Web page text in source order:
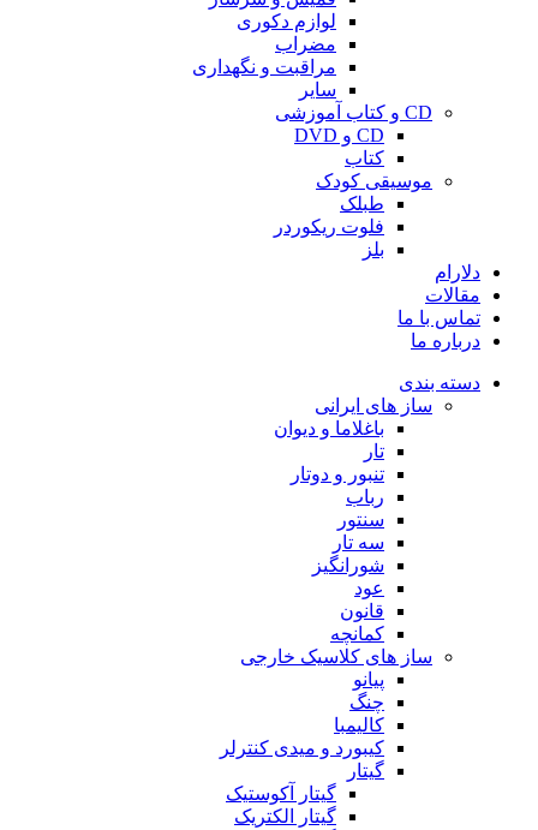
لوازم دکوری
مضراب
مراقبت و نگهداری
سایر
CD و کتاب آموزشی
CD و DVD
کتاب
موسیقی کودک
طبلک
فلوت ریکوردر
بلز
دلارام
مقالات
تماس با ما
درباره ما
دسته بندی
ساز های ایرانی
باغلاما و دیوان
تار
تنبور و دوتار
رباب
سنتور
سه تار
شورانگیز
عود
قانون
کمانچه
ساز های کلاسیک خارجی
پیانو
چنگ
کالیمبا
کیبورد و میدی کنترلر
گیتار
گیتار آکوستیک
گیتار الکتریک